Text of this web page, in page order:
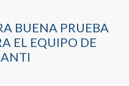
BUENA PRUEBA
EL EQUIPO DE